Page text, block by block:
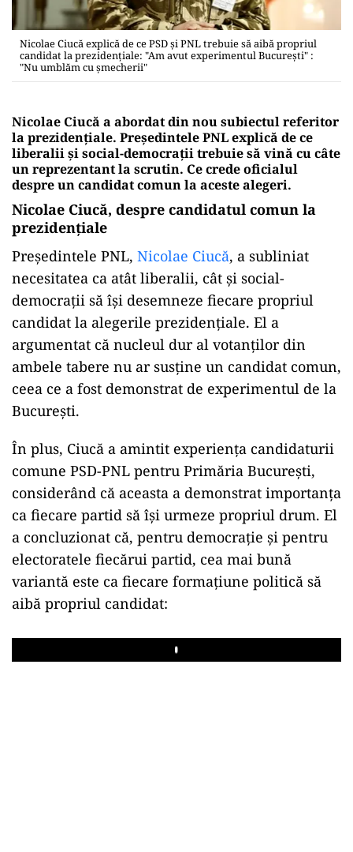
Nicolae Ciucă explică de ce PSD și PNL trebuie să aibă propriul
candidat la prezidenţiale: "Am avut experimentul Bucureşti" :
"Nu umblăm cu șmecherii"
Nicolae Ciucă a abordat din nou subiectul referitor
la prezidențiale. Președintele PNL explică de ce
liberalii și social-democrații trebuie să vină cu câte
un reprezentant la scrutin. Ce crede oficialul
despre un candidat comun la aceste alegeri.
Nicolae Ciucă, despre candidatul comun la
prezidențiale
Președintele PNL, Nicolae Ciucă, a subliniat
necesitatea ca atât liberalii, cât și social-
democrații să își desemneze fiecare propriul
candidat la alegerile prezidențiale. El a
argumentat că nucleul dur al votanților din
ambele tabere nu ar susține un candidat comun,
ceea ce a fost demonstrat de experimentul de la
București.
În plus, Ciucă a amintit experiența candidaturii
comune PSD-PNL pentru Primăria București,
considerând că aceasta a demonstrat importanța
ca fiecare partid să își urmeze propriul drum. El
a concluzionat că, pentru democrație și pentru
electoratele fiecărui partid, cea mai bună
variantă este ca fiecare formațiune politică să
aibă propriul candidat:
Play